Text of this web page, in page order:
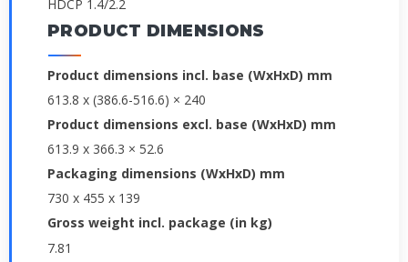
HDCP 1.4/2.2
PRODUCT DIMENSIONS
Product dimensions incl. base (WxHxD) mm
613.8 x (386.6-516.6) × 240
Product dimensions excl. base (WxHxD) mm
613.9 x 366.3 × 52.6
Packaging dimensions (WxHxD) mm
730 x 455 x 139
Gross weight incl. package (in kg)
7.81